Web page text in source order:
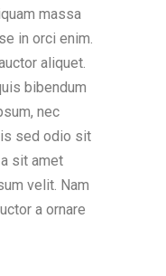
massa
in orci enim.
aliquet.
bibendum
nec
sed odio sit
sit amet
velit. Nam
a ornare